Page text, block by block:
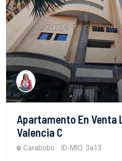
Apartamento En Venta
Valencia C
Carabobo ID-MIO: 3a13